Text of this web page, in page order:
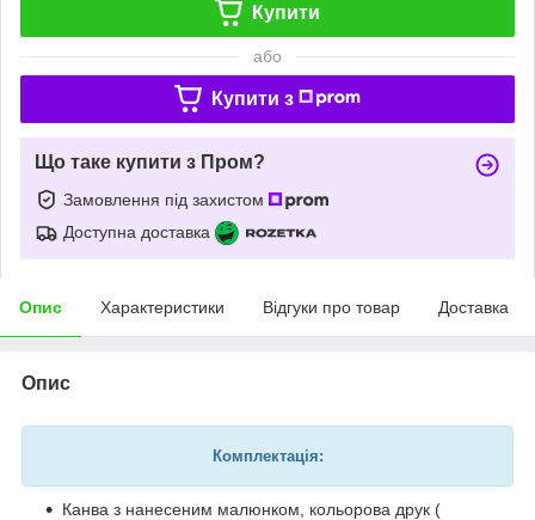
Купити
або
Купити з
Що таке купити з Пром?
Замовлення під захистом
Доступна доставка
Опис Характеристики Відгуки про товар Доставка
Опис
Комплектація:
Канва з нанесеним малюнком, кольорова друк (